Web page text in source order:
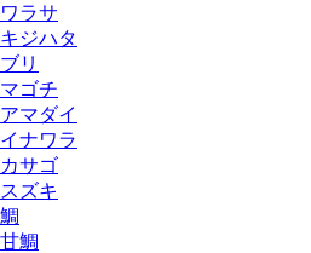
ワラサ
キジハタ
ブリ
マゴチ
アマダイ
イナワラ
カサゴ
スズキ
鯛
甘鯛